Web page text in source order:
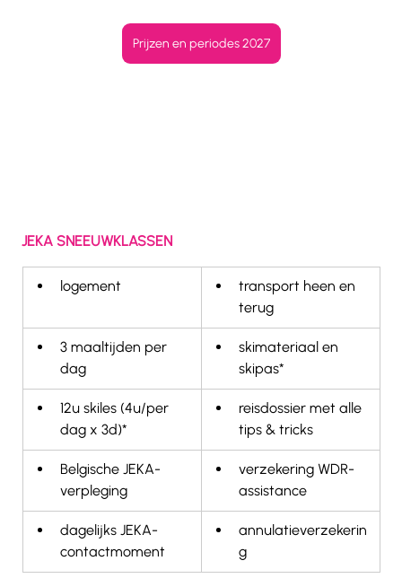
Prijzen en periodes 2027
JEKA SNEEUWKLASSEN
logement
transport heen en
terug
3 maaltijden per
dag
skimateriaal en
skipas*
12u skiles (4u/per
dag x 3d)*
reisdossier met alle
tips & tricks
Belgische JEKA-
verpleging
verzekering WDR-
assistance
dagelijks JEKA-
contactmoment
annulatieverzekerin
g